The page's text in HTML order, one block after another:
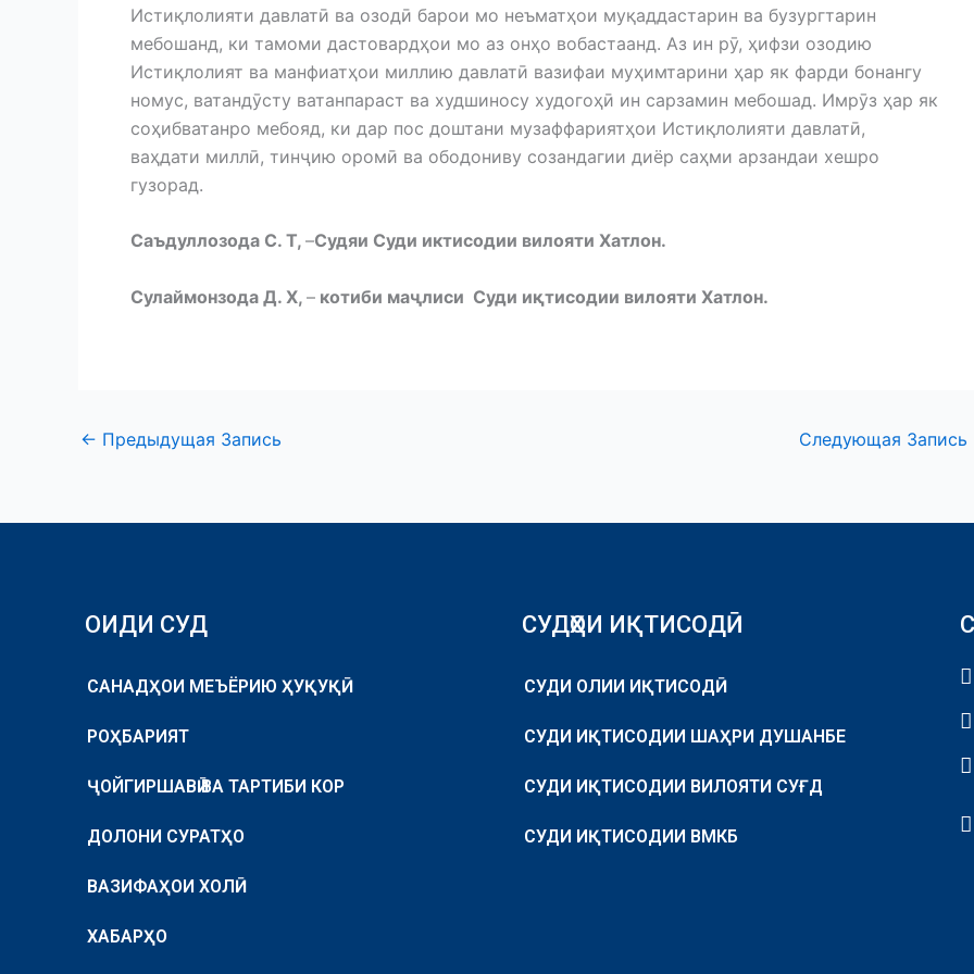
Истиқлолияти давлатӣ ва озодӣ барои мо неъматҳои муқаддастарин ва бузургтарин
мебошанд, ки тамоми дастовардҳои мо аз онҳо вобастаанд. Аз ин рӯ, ҳифзи озодию
Истиқлолият ва манфиатҳои миллию давлатӣ вазифаи муҳимтарини ҳар як фарди бонангу
номус, ватандӯсту ватанпараст ва худшиносу худогоҳӣ ин сарзамин мебошад. Имрӯз ҳар як
соҳибватанро мебояд, ки дар пос доштани музаффариятҳои Истиқлолияти давлатӣ,
ваҳдати миллӣ, тинҷию оромӣ ва ободониву созандагии диёр саҳми арзандаи хешро
гузорад.
Саъдуллозода С. Т, –Судяи Суди иктисодии вилояти Хатлон.
Сулаймонзода Д. Х, – котиби маҷлиси Суди иқтисодии вилояти Хатлон.
← Предыдущая Запись Следующая Запись
ОИДИ СУД
САНАДҲОИ МЕЪЁРИЮ ҲУҚУҚӢ
РОҲБАРИЯТ
ҶОЙГИРШАВӢ ВА ТАРТИБИ КОР
ДОЛОНИ СУРАТҲО
ВАЗИФАҲОИ ХОЛӢ
ХАБАРҲО
СУДҲОИ ИҚТИСОДӢ
СУДИ ОЛИИ ИҚТИСОДӢ
СУДИ ИҚТИСОДИИ ШАҲРИ ДУШАНБЕ
СУДИ ИҚТИСОДИИ ВИЛОЯТИ СУҒД
СУДИ ИҚТИСОДИИ ВМКБ